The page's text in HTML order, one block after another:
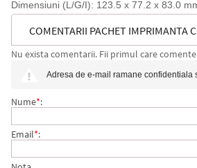
Dimensiuni (L/G/I): 123.5 x 77.2 x 83.0
COMENTARII PACHET IMPRIMANTA
ONE, IN-LINE 12 EDDING
Nu exista comentarii. Fii primul care
Adresa de e-mail ramane confidentiala
Nume*:
Email*: